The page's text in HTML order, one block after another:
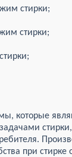
стирки;
стирки;
которые
при